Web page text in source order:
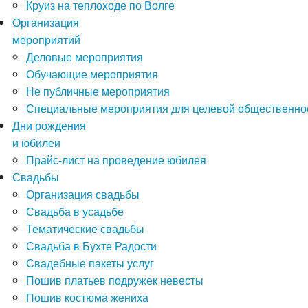
Круиз на теплоходе по Волге
Организация
мероприятий
Деловые мероприятия
Обучающие мероприятия
Не публичные мероприятия
Специальные мероприятия для целевой
Дни рождения
и юбилеи
Прайс-лист на проведение юбилея
Свадьбы
Организация свадьбы
Свадьба в усадьбе
Тематические свадьбы
Свадьба в Бухте Радости
Свадебные пакеты услуг
Пошив платьев подружек невесты
Пошив костюма жениха